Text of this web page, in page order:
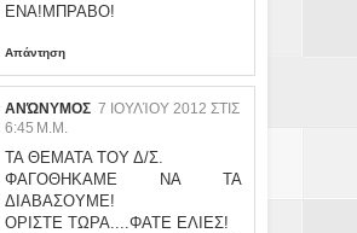
ΕΝΑ!ΜΠΡΑΒΟ!
Απάντηση
ΑΝΏΝΥΜΟΣ 7 ΙΟΥΛΊΟΥ 2012 ΣΤΙΣ
6:45 Μ.Μ.
ΤΑ ΘΕΜΑΤΑ ΤΟΥ Δ/Σ.
ΦΑΓΟΘΗΚΑΜΕ ΝΑ ΤΑ
ΔΙΑΒΑΣΟΥΜΕ!
ΟΡΙΣΤΕ ΤΩΡΑ....ΦΑΤΕ ΕΛΙΕΣ!